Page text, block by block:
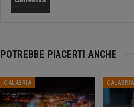
POTREBBE PIACERTI ANCHE
CALABRIA CALABRIA